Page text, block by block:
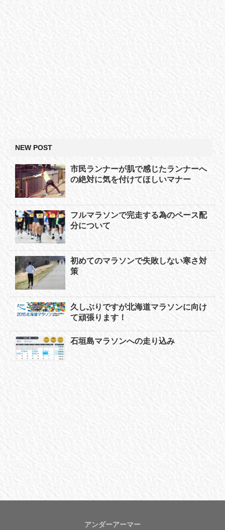
NEW POST
市民ランナーが肌で感じたランナーへ
の絶対に気を付けてほしいマナー
フルマラソンで完走する為のペース配
分について
初めてのマラソンで失敗しない寒さ対
策
久しぶりですが北海道マラソンに向け
て頑張ります！
石垣島マラソンへの走り込み
アンダーアーマー